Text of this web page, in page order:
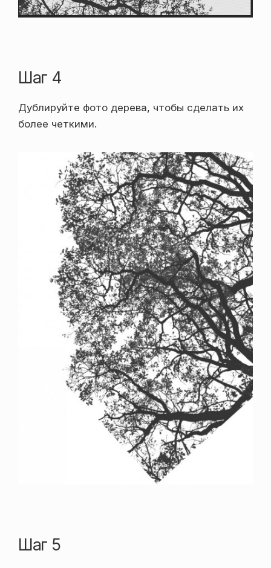
Шаг 4
Дублируйте фото дерева, чтобы сделать их
более четкими.
Шаг 5